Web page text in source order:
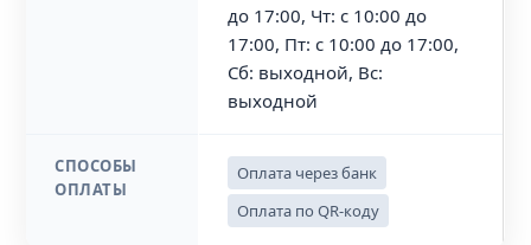
до 17:00, Чт: с 10:00 до
17:00, Пт: с 10:00 до 17:00,
Сб: выходной, Вс:
выходной
СПОСОБЫ
ОПЛАТЫ
Оплата через банк
Оплата по QR-коду